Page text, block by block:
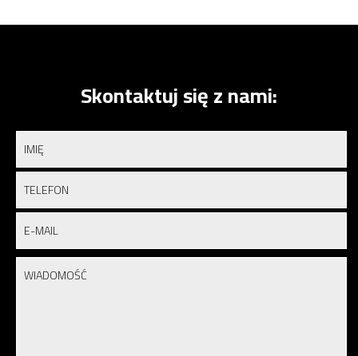
Skontaktuj się z nami: